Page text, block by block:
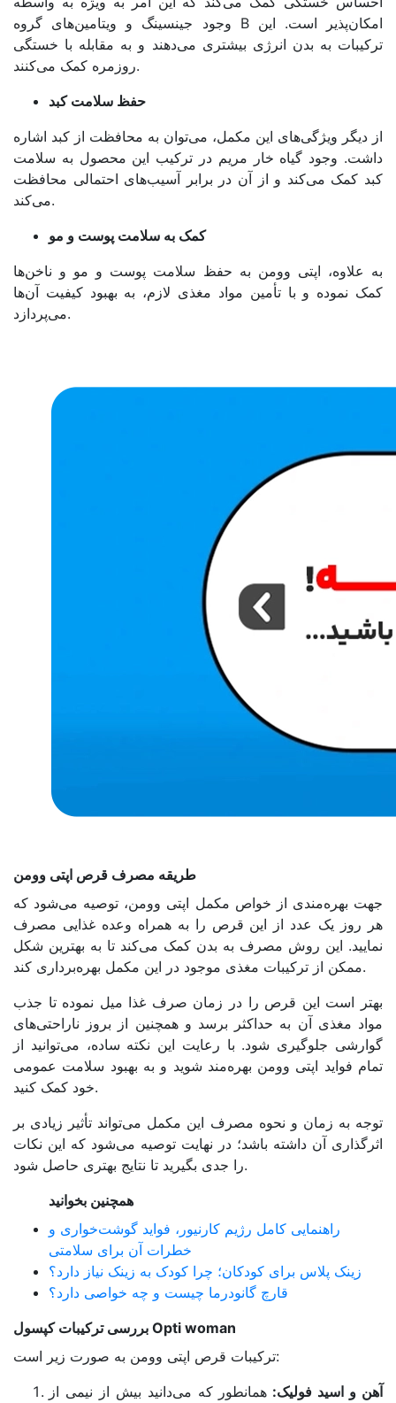
وجود جینسینگ و ویتامین‌های گروه B امکان‌پذیر است. این
ترکیبات به بدن انرژی بیشتری می‌دهند و به مقابله با خستگی
روزمره کمک می‌کنند.
حفظ سلامت کبد
از دیگر ویژگی‌های این مکمل، می‌توان به محافظت از کبد اشاره
داشت. وجود گیاه خار مریم در ترکیب این محصول به سلامت
کبد کمک می‌کند و از آن در برابر آسیب‌های احتمالی محافظت
می‌کند.
کمک به سلامت پوست و مو
به علاوه، اپتی وومن به حفظ سلامت پوست و مو و ناخن‌ها
کمک نموده و با تأمین مواد مغذی لازم، به بهبود کیفیت آن‌ها
می‌پردازد.
طریقه مصرف قرص اپتی وومن
جهت بهره‌مندی از خواص مکمل اپتی وومن، توصیه می‌شود که
هر روز یک عدد از این قرص را به همراه وعده غذایی مصرف
نمایید. این روش مصرف به بدن کمک می‌کند تا به بهترین شکل
ممکن از ترکیبات مغذی موجود در این مکمل بهره‌برداری کند.
بهتر است این قرص را در زمان صرف غذا میل نموده تا جذب
مواد مغذی آن به حداکثر برسد و همچنین از بروز ناراحتی‌های
گوارشی جلوگیری شود. با رعایت این نکته ساده، می‌توانید از
تمام فواید اپتی وومن بهره‌مند شوید و به بهبود سلامت عمومی
خود کمک کنید.
توجه به زمان و نحوه مصرف این مکمل می‌تواند تأثیر زیادی بر
اثرگذاری آن داشته باشد؛ در نهایت توصیه می‌شود که این نکات
را جدی بگیرید تا نتایج بهتری حاصل شود.
همچنین بخوانید
راهنمایی کامل رژیم کارنیور، فواید گوشت‌خواری و
خطرات آن برای سلامتی
زینک پلاس برای کودکان؛ چرا کودک به زینک نیاز دارد؟
قارچ گانودرما چیست و چه خواصی دارد؟
بررسی ترکیبات کپسول Opti woman
ترکیبات قرص اپتی وومن به صورت زیر است:
آهن و اسید فولیک: همانطور که‌ می‌دانید بیش از نیمی از